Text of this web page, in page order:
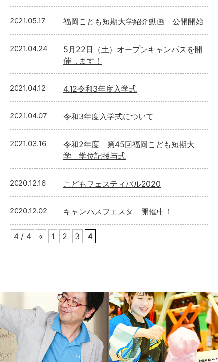
2021.05.17 福岡こども短期大学紹介動画 公開開始
2021.04.24
5月22日（土）オープンキャンパスを開
催します！
2021.04.12 4.12令和3年度入学式
2021.04.07 令和3年度入学式について
2021.03.16
令和2年度 第45回福岡こども短期大
学 学位記授与式
2020.12.16 こどもフェスティバル2020
2020.12.02 キャンパスフェスタ 開催中！
4 / 4 « 1 2 3 4